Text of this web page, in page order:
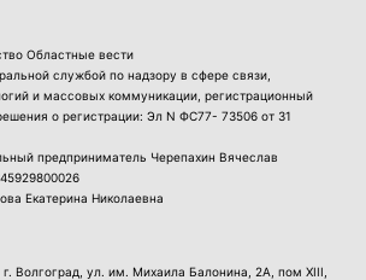
Областные вести
службой по надзору в сфере связи,
и массовых коммуникации, регистрационный
о регистрации: Эл N ФС77- 73506 от 31
предприниматель Черепахин Вячеслав
Екатерина Николаевна
Волгоград, ул. им. Михаила Балонина, 2А, пом XIII,